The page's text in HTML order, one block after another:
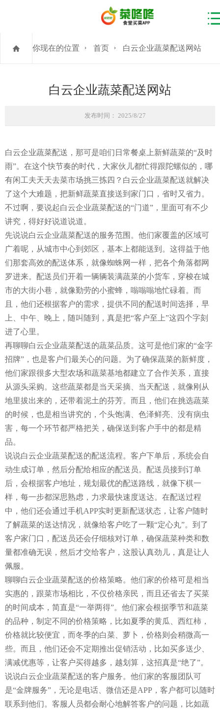
你现在的位置 首页 白云企业蔬菜配送网站
白云企业蔬菜配送网站
发布时间： 2025/8/27
白云企业蔬菜配送，那可是咱们日常餐桌上新鲜蔬菜的“及时
雨”。在这个快节奏的时代，大家伙儿都忙得跟陀螺似的，哪
有闲工夫天天去菜市场挑三拣四？白云企业蔬菜配送就解决
了这个大难题，把新鲜蔬菜直接送到家门口，省时又省力。
不过啊，要说起白云企业蔬菜配送的“门道”，里面可有不少
讲究，得好好说道说道。
先说说白云企业蔬菜配送的服务范围。他们家覆盖的区域可
广着呢，从城市中心到郊区，基本上都能送到。这得益于他
们那套高效的配送体系，就像蜘蛛网一样，把各个角落都网
罗进来。配送员们开着一辆辆装满蔬菜的小货车，穿梭在城
市的大街小巷，就像勤劳的小蜜蜂，嗡嗡嗡地忙碌着。而
且，他们还根据客户的需求，提供不同的配送时间选择，早
上、中午、晚上，随叫随到，真是把“客户至上”这四个字刻
进了心里。
再聊聊白云企业蔬菜配送的蔬菜品质。这可是他们家的“金字
招牌”，也是客户们最关心的问题。为了确保蔬菜的新鲜度，
他们家跟很多大型农场和蔬菜基地都建立了合作关系，直接
从源头采购。这些蔬菜都是当天采摘、当天配送，就像刚从
地里拔出来的，还带着泥土的芬芳。而且，他们在挑选蔬菜
的时候，也是相当讲究的，个头饱满、色泽鲜亮、没有病虫
害，每一个环节都严格把关，确保送到客户手中的都是精
品。
说说白云企业蔬菜配送的配送流程。客户下单后，系统会自
动生成订单，然后分配给相应的配送员。配送员接到订单
后，会根据客户地址，规划最优的配送路线，就像下棋一
样，每一步都深思熟虑，力求最快速度送达。在配送过程
中，他们还会通过手机APP实时更新配送状态，让客户随时
了解蔬菜的送达情况，就像给客户吃了一颗“定心丸”。到了
客户家门口，配送员还会仔细核对订单，确保蔬菜种类和数
量都准确无误，然后才交给客户，这股认真劲儿，真是让人
佩服。
聊聊白云企业蔬菜配送的价格策略。他们家的价格可是相当
实惠的，跟菜市场相比，不仅价格亲民，而且还省去了买菜
的时间成本，简直是“一举两得”。他们家会根据季节和蔬菜
的品种，制定不同的价格策略，比如夏季的黄瓜、西红柿，
价格就比较便宜，而冬季的白菜、萝卜，价格则会稍微高一
些。而且，他们还会不定期推出促销活动，比如买多送少、
满减优惠等，让客户买得越多，越划算，这招真是“绝了”。
说说白云企业蔬菜配送的客户服务。他们家的客服团队可
是“金牌服务”，无论是电话、微信还是APP，客户都可以随时
联系到他们。客服人员都会耐心地解答客户的问题，比如蔬